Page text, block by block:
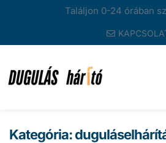
Találjon 0-24 órában
Kategória: